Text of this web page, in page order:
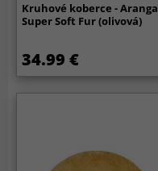
Kruhové koberce - Aranga
Super Soft Fur (olivová)
34.99 €